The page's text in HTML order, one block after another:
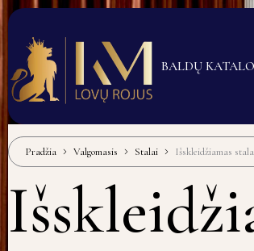
BALDŲ
Pradžia Valgomasis Stalai Išskleidžiamas